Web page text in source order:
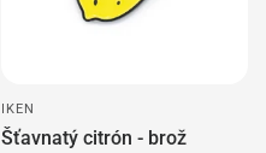
IKEN
Šťavnatý citrón - brož